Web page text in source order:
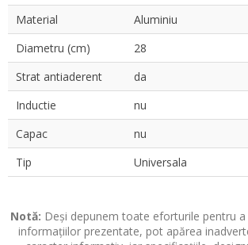
Material
Aluminiu
Diametru (cm)
28
Strat antiaderent
da
Inductie
nu
Capac
nu
Tip
Universala
Notă: Deși depunem toate eforturile pentru
informațiilor prezentate, pot apărea